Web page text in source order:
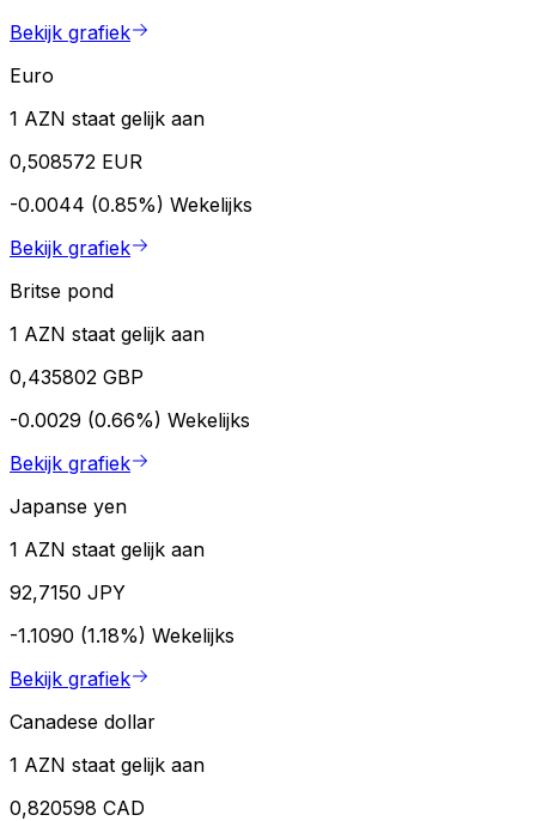
Bekijk grafiek
Euro
1 AZN staat gelijk aan
0,508572 EUR
-0.0044 (0.85%) Wekelijks
Bekijk grafiek
Britse pond
1 AZN staat gelijk aan
0,435802 GBP
-0.0029 (0.66%) Wekelijks
Bekijk grafiek
Japanse yen
1 AZN staat gelijk aan
92,7150 JPY
-1.1090 (1.18%) Wekelijks
Bekijk grafiek
Canadese dollar
1 AZN staat gelijk aan
0,820598 CAD